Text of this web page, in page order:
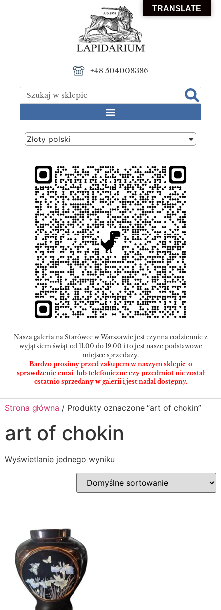
+48 504008386
Złoty polski
Nasza galeria na Starówce w Warszawie jest czynna codziennie z
wyjątkiem świąt od 11.00 do 19.00 i to jest nasze podstawowe
miejsce sprzedaży.
Bardzo prosimy przed zakupem w naszym sklepie o
sprawdzenie email lub telefoniczne czy przedmiot nie został
ostatnio sprzedany w galerii i jest nadal dostępny.
Strona główna / Produkty oznaczone “art of chokin”
art of chokin
Wyświetlanie jednego wyniku
TRANSLATE